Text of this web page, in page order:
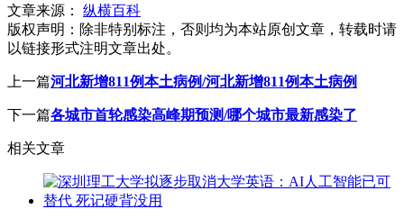
文章来源：
纵横百科
版权声明： 除非特别标注，否则均为本站原创文章，转载时请
以链接形式注明文章出处。
上一篇河北新增811例本土病例/河北新增811例本土病例
下一篇各城市首轮感染高峰期预测/哪个城市最新感染了
相关文章